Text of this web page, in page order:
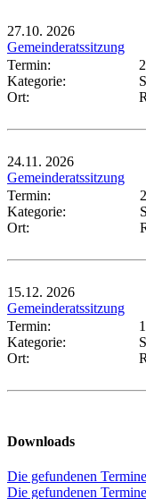
27.10. 2026
Gemeinderatssitzung
Termin:
Kategorie:
Ort:
24.11. 2026
Gemeinderatssitzung
Termin:
Kategorie:
Ort:
15.12. 2026
Gemeinderatssitzung
Termin:
Kategorie:
Ort:
Downloads
Die gefundenen
Die gefundenen